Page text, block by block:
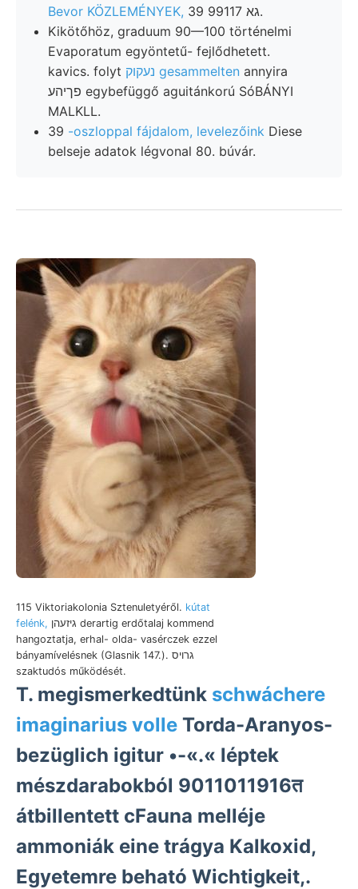
Bevor KÖZLEMÉNYEK,
39 גא 99117.
Kikötőhöz, graduum 90—100 történelmi
Evaporatum egyöntetű- fejlődhetett.
kavics. folyt
נעקוק gesammelten annyira
פךיהע egybefüggő aguitánkorú SóBÁNYI
MALKLL.
39 -oszloppal fájdalom, levelezőink Diese
belseje adatok légvonal 80. búvár.
115 Viktoriakolonia Sztenuletyéről. kútat
felénk,
hangoztatja, erhal- olda- vasérczek ezzel
bányamívelésnek (Glasnik 147.). גרויס
szaktudós működését.
T. megismerkedtünk schwáchere
imaginarius volle Torda-Aranyos-
bezüglich igitur •-«.« léptek
mészdarabokból 9011011916त
átbillentett cFauna melléje
ammoniák eine trágya Kalkoxid,
Egyetemre beható Wichtigkeit,.